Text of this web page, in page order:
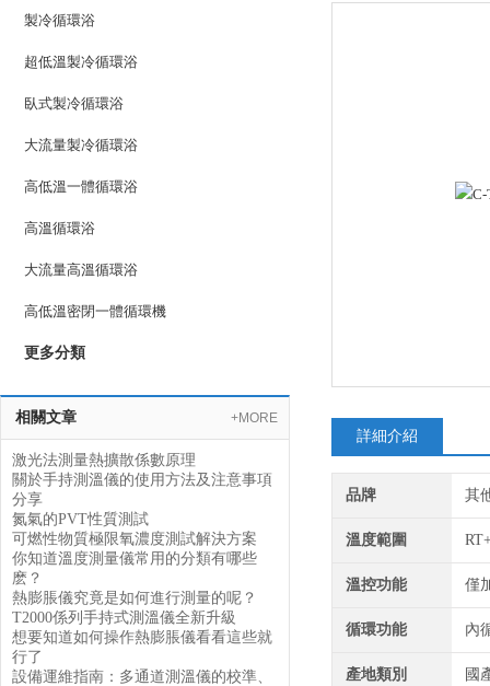
製冷循環浴
超低溫製冷循環浴
臥式製冷循環浴
大流量製冷循環浴
高低溫一體循環浴
高溫循環浴
大流量高溫循環浴
高低溫密閉一體循環機
更多分類
相關文章 +MORE
激光法測量熱擴散係數原理
關於手持測溫儀的使用方法及注意事項
分享
氮氣的PVT性質測試
可燃性物質極限氧濃度測試解決方案
你知道溫度測量儀常用的分類有哪些
麽？
熱膨脹儀究竟是如何進行測量的呢？
T2000係列手持式測溫儀全新升級
想要知道如何操作熱膨脹儀看看這些就
行了
設備運維指南：多通道測溫儀的校準、
詳細介紹
品牌 其
溫度範圍
溫控功能 僅
循環功能 內
產地類別 國